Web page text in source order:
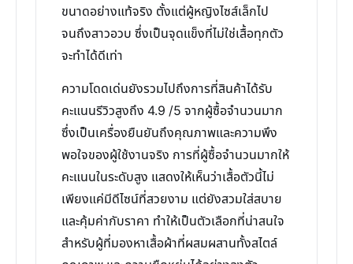
ขนาดอย่างแท้จริง ตั้งแต่ผู้หญิงไซส์เล็กไป
จนถึงสาวอวบ ซึ่งเป็นจุดแข็งที่ไม่ใช่เสื้อทุกตัว
จะทำได้ดีเท่า
ความโดดเด่นยังรวมไปถึงการที่สินค้าได้รับ
คะแนนรีวิวสูงถึง 4.9 /5 จากผู้ซื้อจำนวนมาก
ซึ่งเป็นเครื่องยืนยันถึงคุณภาพและความพึง
พอใจของผู้ใช้งานจริง การที่ผู้ซื้อจำนวนมากให้
คะแนนในระดับสูง แสดงให้เห็นว่าเสื้อตัวนี้ไม่
เพียงแค่มีดีไซน์ที่สวยงาม แต่ยังสวมใส่สบาย
และคุ้มค่ากับราคา ทำให้เป็นตัวเลือกที่น่าสนใจ
สำหรับผู้ที่มองหาเสื้อผ้าที่ผสมผสานทั้งสไตล์